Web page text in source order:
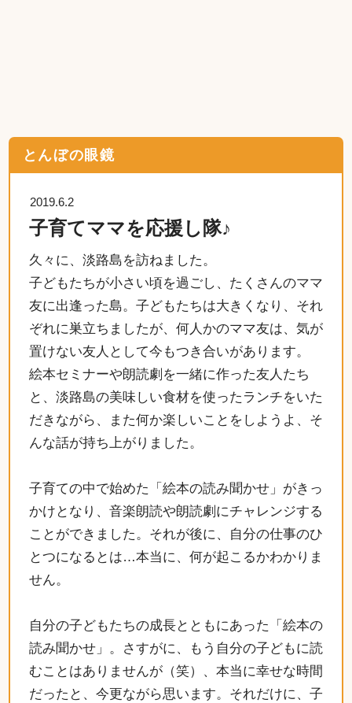
とんぼの眼鏡
2019.6.2
子育てママを応援し隊♪
久々に、淡路島を訪ねました。
子どもたちが小さい頃を過ごし、たくさんのママ
友に出逢った島。子どもたちは大きくなり、それ
ぞれに巣立ちましたが、何人かのママ友は、気が
置けない友人として今もつき合いがあります。
絵本セミナーや朗読劇を一緒に作った友人たち
と、淡路島の美味しい食材を使ったランチをいた
だきながら、また何か楽しいことをしようよ、そ
んな話が持ち上がりました。
子育ての中で始めた「絵本の読み聞かせ」がきっ
かけとなり、音楽朗読や朗読劇にチャレンジする
ことができました。それが後に、自分の仕事のひ
とつになるとは…本当に、何が起こるかわかりま
せん。
自分の子どもたちの成長とともにあった「絵本の
読み聞かせ」。さすがに、もう自分の子どもに読
むことはありませんが（笑）、本当に幸せな時間
だったと、今更ながら思います。それだけに、子